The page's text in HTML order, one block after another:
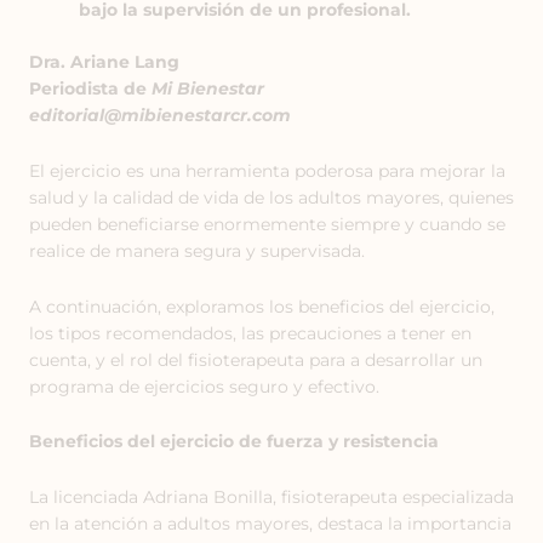
bajo la supervisión de un profesional.
Dra. Ariane Lang
Periodista de Mi Bienestar
editorial@mibienestarcr.com
El ejercicio es una herramienta poderosa para mejorar la
salud y la calidad de vida de los adultos mayores, quienes
pueden beneficiarse enormemente siempre y cuando se
realice de manera segura y supervisada.
A continuación, exploramos los beneficios del ejercicio,
los tipos recomendados, las precauciones a tener en
cuenta, y el rol del fisioterapeuta para a desarrollar un
programa de ejercicios seguro y efectivo.
Beneficios del ejercicio de fuerza y resistencia
La licenciada Adriana Bonilla, fisioterapeuta especializada
en la atención a adultos mayores, destaca la importancia